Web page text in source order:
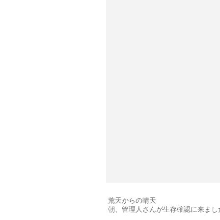
荒天からの晴天
朝、管理人さんが生存確認に来まし